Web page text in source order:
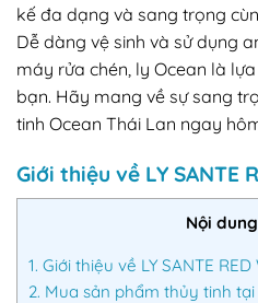
kế đa dạng và sang trọng
Dễ dàng vệ sinh và sử dụng
máy rửa chén, ly Ocean là
bạn. Hãy mang về sự sang
tinh Ocean Thái Lan ngay
Giới thiệu về LY SANTE
Nội
1. Giới thiệu về LY SANTE
2. Mua sản phẩm thủy tinh